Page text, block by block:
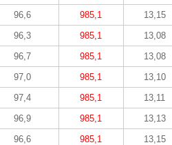
96,6 985,1 13,15
96,3 985,1 13,08
96,7 985,1 13,08
97,0 985,1 13,10
97,4 985,1 13,11
96,9 985,1 13,13
96,6 985,1 13,15